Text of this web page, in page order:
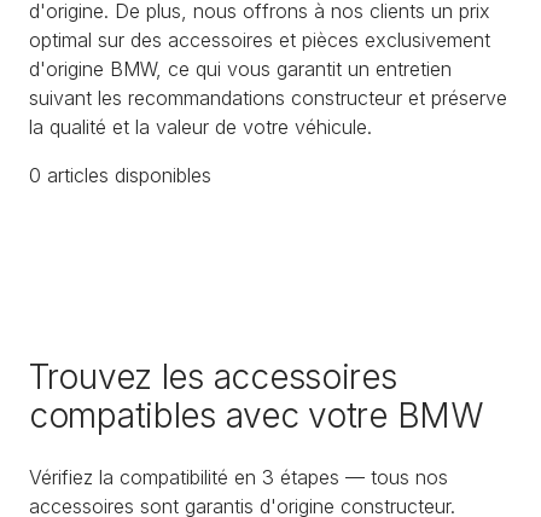
d'origine. De plus, nous offrons à nos clients un prix
optimal sur des accessoires et pièces exclusivement
d'origine BMW, ce qui vous garantit un entretien
suivant les recommandations constructeur et préserve
la qualité et la valeur de votre véhicule.
0 articles disponibles
Trouvez les accessoires
compatibles avec votre BMW
Vérifiez la compatibilité en 3 étapes — tous nos
accessoires sont garantis d'origine constructeur.